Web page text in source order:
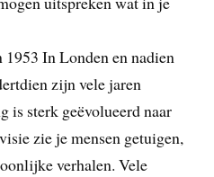
In Londen en nadien
zijn vele jaren
is sterk geëvolueerd naar
zie je mensen getuigen,
verhalen. Vele